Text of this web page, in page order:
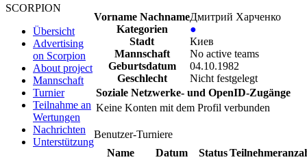
SCORPION
Übersicht
Advertising
on Scorpion
About project
Mannschaft
Turnier
Teilnahme an
Wertungen
Nachrichten
Unterstützung
Vorname NachnameДмитрий Харченко
Kategorien
●
Stadt
Киев
Mannschaft
No active teams
Geburtsdatum
04.10.1982
Geschlecht
Nicht festgelegt
Soziale Netzwerke- und OpenID-Zugänge
Keine Konten mit dem Profil verbunden
Benutzer-Turniere
Name
Datum Status